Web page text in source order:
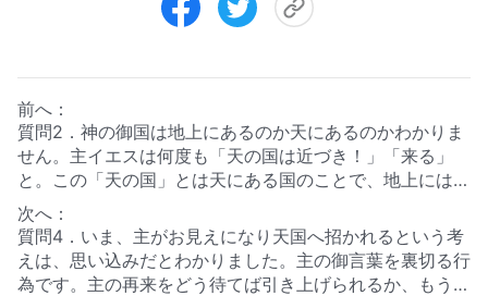
前へ：
質問2．神の御国は地上にあるのか天にあるのかわかりま
せん。主イエスは何度も「天の国は近づき！」「来る」
と。この「天の国」とは天にある国のことで、地上には有
り得ないでしょう？
次へ：
質問4．いま、主がお見えになり天国へ招かれるという考
えは、思い込みだとわかりました。主の御言葉を裏切る行
為です。主の再来をどう待てば引き上げられるか、もう少